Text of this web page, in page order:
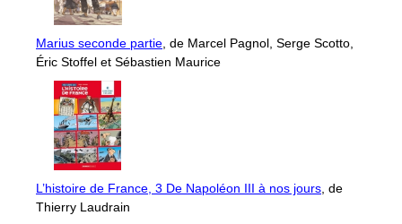
Marius seconde partie, de Marcel Pagnol, Serge Scotto,
Éric Stoffel et Sébastien Maurice
L’histoire de France, 3 De Napoléon III à nos jours, de
Thierry Laudrain